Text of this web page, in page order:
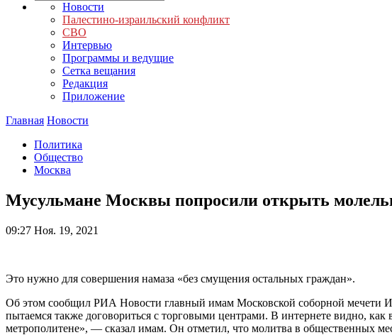
Новости
Палестино-израильский конфликт
СВО
Интервью
Программы и ведущие
Сетка вещания
Редакция
Приложение
Главная Новости
Политика
Общество
Москва
Мусульмане Москвы попросили открыть
09:27 Ноя. 19, 2021
Это нужно для совершения намаза «без смущения остальных граждан».
Об этом сообщил РИА Новости главный имам Московской соборной мечети
пытаемся также договориться с торговыми центрами. В интернете видно,
метрополитене», — сказал имам. Он отметил, что молитва в общественных